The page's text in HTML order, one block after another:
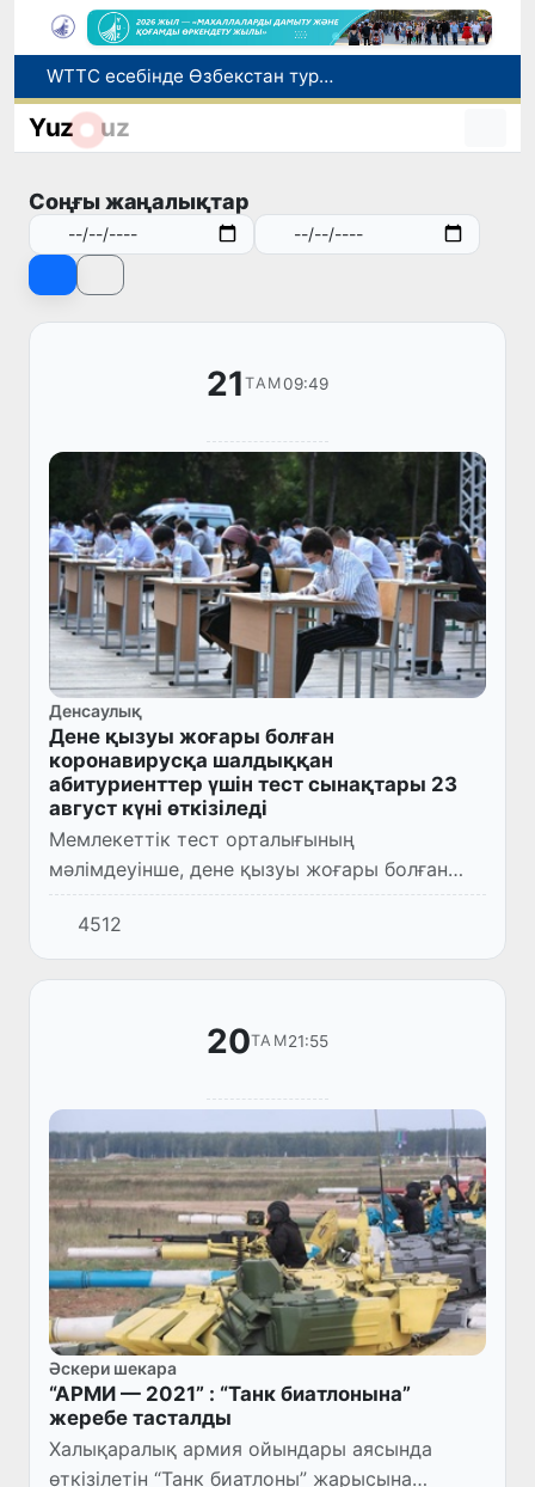
WTTC есебінде Өзбекстан туризмнің өсу қарқыны бойынша Орталық Азияда бірінші орынға шықты
Мүмкіндігі шектеулі талапкерлерге қабылдау емтихандарында қосымша уақыт беріледі
Жарты жылда Өзбекстанда қанша егіз сәби дүниеге келді?
Yuz uz
Соңғы жаңалықтар
21ТАМ09:49
Денсаулық
Дене қызуы жоғары болған
коронавирусқа шалдыққан
абитуриенттер үшін тест сынақтары 23
август күні өткізіледі
Мемлекеттік тест орталығының
мәлімдеуінше, дене қызуы жоғары болған
және коронавирусқа шалдыққан
абитуриенттер үшін қосымша тест
сынақтары 2021 жылы 23 август күні өтеді.
4512
20ТАМ21:55
Әскери шекара
“АРМИ — 2021” : “Танк биатлонына”
жеребе тасталды
Халықаралық армия ойындары аясында
өткізілетін “Танк биатлоны” жарысына